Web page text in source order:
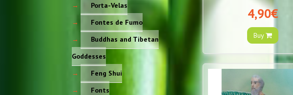
Porta-Velas
Fontes de Fumo
Buddhas and Tibetan
Goddesses
Feng Shui
Fonts
4,90€
Buy